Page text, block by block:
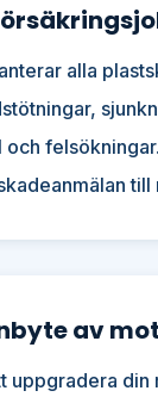
alla
till
av
uppgradera din